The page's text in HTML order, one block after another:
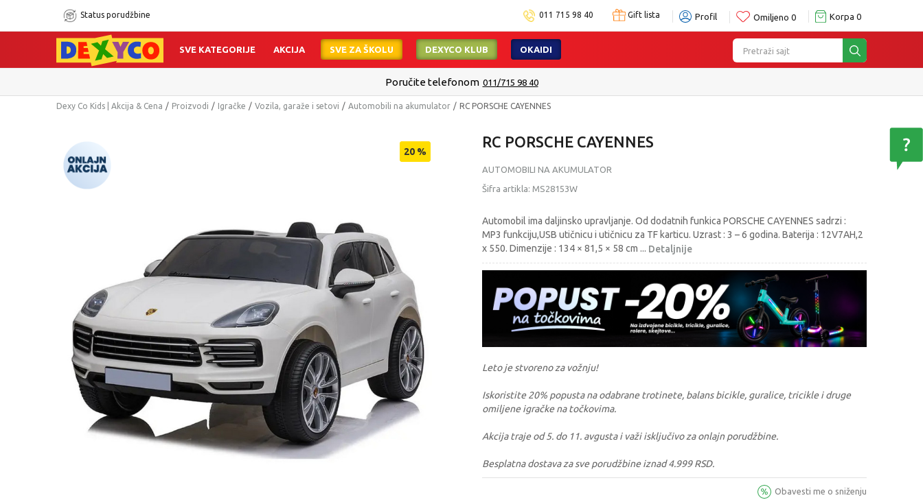
Status porudžbine 011 715 98 40 Gift lista Profil Omiljeno 0 Korpa 0
Pretraži sajt
SVE KATEGORIJE AKCIJA SVE ZA ŠKOLU DEXYCO KLUB OKAIDI
Poručite telefonom 011/715 98 40
Dexy Co Kids | Akcija & Cena Proizvodi Igračke Vozila, garaže i setovi Automobili na akumulator RC PORSCHE CAYENNES
20 %
RC PORSCHE CAYENNES
AUTOMOBILI NA AKUMULATOR
Šifra artikla: MS28153W
Automobil ima daljinsko upravljanje. Od dodatnih funkica PORSCHE CAYENNES sadrzi :
MP3 funkciju,USB utičnicu i utičnicu za TF karticu. Uzrast : 3 – 6 godina. Baterija : 12V7AH,2
x 550. Dimenzije : 134 × 81,5 × 58 cm ... Detaljnije
Leto je stvoreno za vožnju!
Iskoristite 20% popusta na odabrane trotinete, balans bicikle, guralice, tricikle i druge
omiljene igračke na točkovima.
Akcija traje od 5. do 11. avgusta i važi isključivo za onlajn porudžbine.
Besplatna dostava za sve porudžbine iznad 4.999 RSD.
Obavesti me o sniženju